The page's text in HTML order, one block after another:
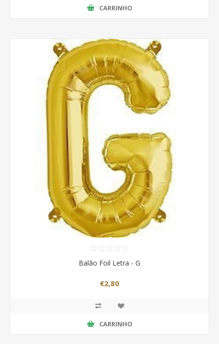
CARRINHO
Balão Foil Letra - G
€2,80
CARRINHO